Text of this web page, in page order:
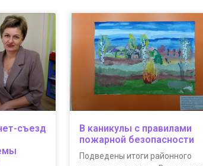
съезд
В каникулы с правилами
пожарной безопасности
Подведены итоги районного